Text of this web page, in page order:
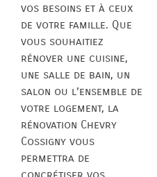
vos besoins et à ceux
de votre famille. Que
vous souhaitiez
rénover une cuisine,
une salle de bain, un
salon ou l’ensemble de
votre logement, la
rénovation Chevry
Cossigny vous
permettra de